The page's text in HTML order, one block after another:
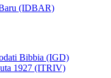
(IDBAR)
Bibbia (IGD)
1927 (ITRIV)